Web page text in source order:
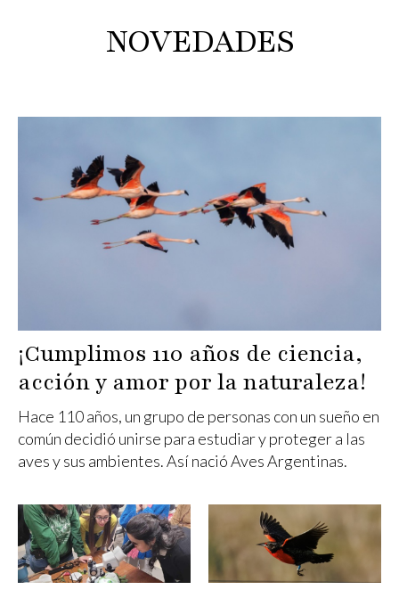
NOVEDADES
¡Cumplimos 110 años de ciencia,
acción y amor por la naturaleza!
Hace 110 años, un grupo de personas con un sueño en
común decidió unirse para estudiar y proteger a las
aves y sus ambientes. Así nació Aves Argentinas.